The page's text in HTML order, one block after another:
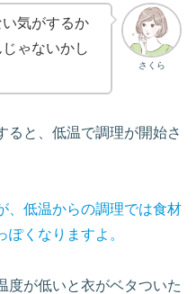
さくら
気がするか
ゃないかし
ると、低温で調理が開始さ
、低温からの調理では食材
くなりますよ。
度が低いと衣がベタついた